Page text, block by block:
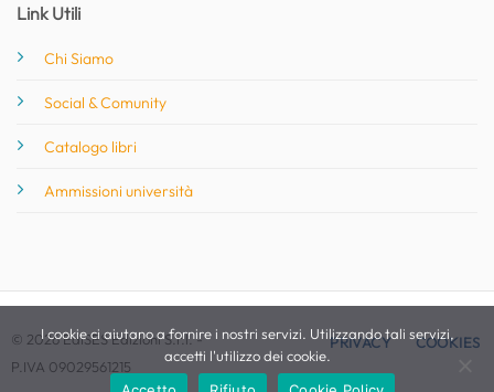
Link Utili
Chi Siamo
Social & Comunity
Catalogo libri
Ammissioni università
© 2026 EdiSES Edizioni S.r.l. -
P.IVA 09029561215
PRIVACY COOKIES
I cookie ci aiutano a fornire i nostri servizi. Utilizzando tali servizi,
accetti l'utilizzo dei cookie.